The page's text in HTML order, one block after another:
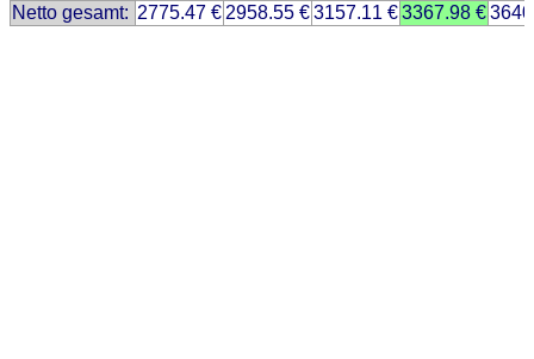
Netto gesamt: 2775.47 € 2958.55 €3157.11 €3367.98 €